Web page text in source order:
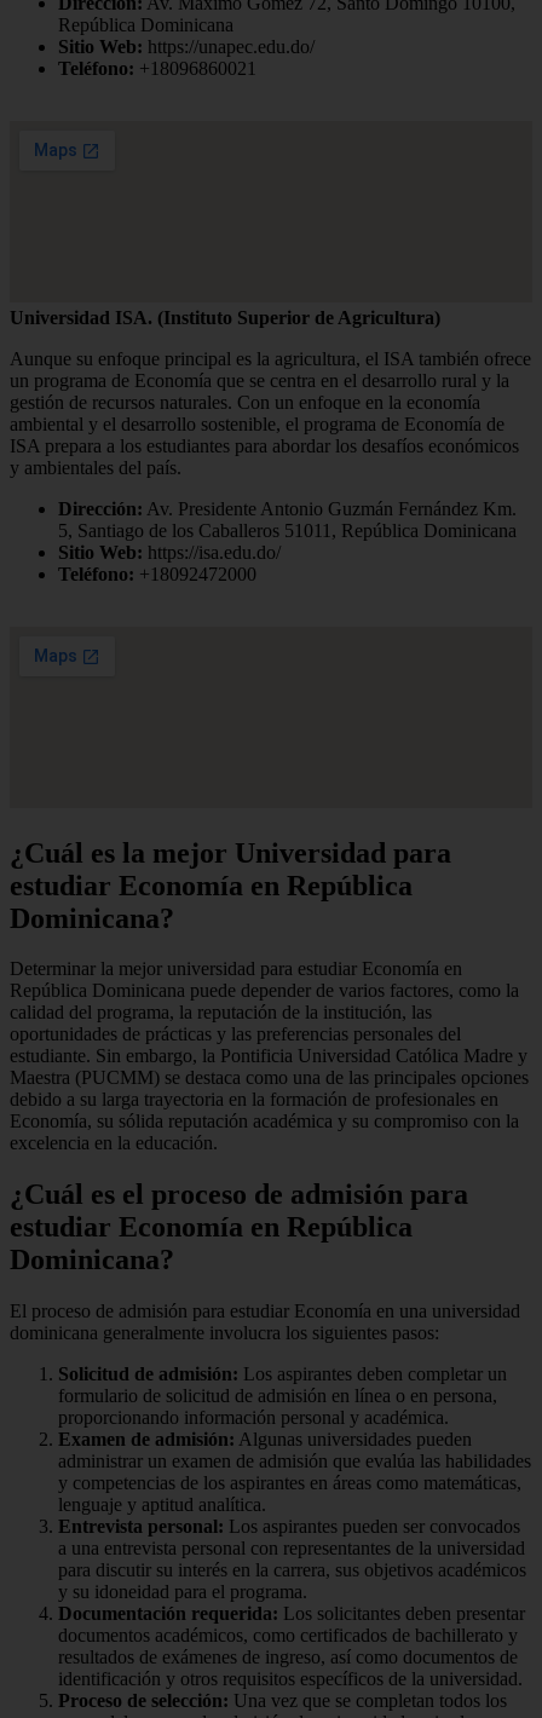
República Dominicana
Sitio Web: https://unapec.edu.do/
Teléfono: +18096860021
Universidad ISA. (Instituto Superior de Agricultura)
Aunque su enfoque principal es la agricultura, el ISA también ofrece
un programa de Economía que se centra en el desarrollo rural y la
gestión de recursos naturales. Con un enfoque en la economía
ambiental y el desarrollo sostenible, el programa de Economía de
ISA prepara a los estudiantes para abordar los desafíos económicos
y ambientales del país.
Dirección: Av. Presidente Antonio Guzmán Fernández Km.
5, Santiago de los Caballeros 51011, República Dominicana
Sitio Web: https://isa.edu.do/
Teléfono: +18092472000
¿Cuál es la mejor Universidad para
estudiar Economía en República
Dominicana?
Determinar la mejor universidad para estudiar Economía en
República Dominicana puede depender de varios factores, como la
calidad del programa, la reputación de la institución, las
oportunidades de prácticas y las preferencias personales del
estudiante. Sin embargo, la Pontificia Universidad Católica Madre y
Maestra (PUCMM) se destaca como una de las principales opciones
debido a su larga trayectoria en la formación de profesionales en
Economía, su sólida reputación académica y su compromiso con la
excelencia en la educación.
¿Cuál es el proceso de admisión para
estudiar Economía en República
Dominicana?
El proceso de admisión para estudiar Economía en una universidad
dominicana generalmente involucra los siguientes pasos:
Solicitud de admisión: Los aspirantes deben completar un
formulario de solicitud de admisión en línea o en persona,
proporcionando información personal y académica.
Examen de admisión: Algunas universidades pueden
administrar un examen de admisión que evalúa las habilidades
y competencias de los aspirantes en áreas como matemáticas,
lenguaje y aptitud analítica.
Entrevista personal: Los aspirantes pueden ser convocados
a una entrevista personal con representantes de la universidad
para discutir su interés en la carrera, sus objetivos académicos
y su idoneidad para el programa.
Documentación requerida: Los solicitantes deben presentar
documentos académicos, como certificados de bachillerato y
resultados de exámenes de ingreso, así como documentos de
identificación y otros requisitos específicos de la universidad.
Proceso de selección: Una vez que se completan todos los